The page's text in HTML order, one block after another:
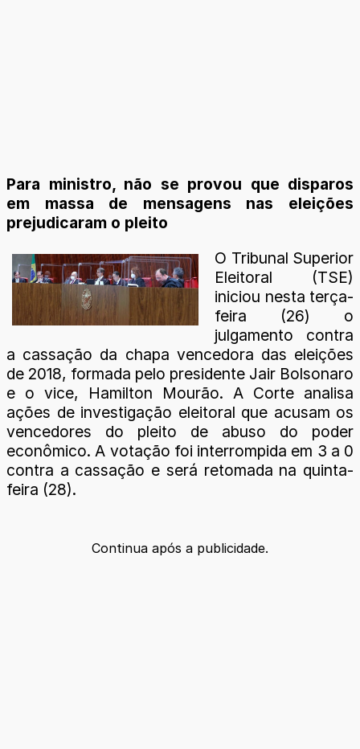
Para ministro, não se provou que disparos
em massa de mensagens nas eleições
prejudicaram o pleito
O Tribunal Superior
Eleitoral (TSE)
iniciou nesta terça-
feira (26) o
julgamento contra
a cassação da chapa vencedora das eleições
de 2018, formada pelo presidente Jair Bolsonaro
e o vice, Hamilton Mourão. A Corte analisa
ações de investigação eleitoral que acusam os
vencedores do pleito de abuso do poder
econômico. A votação foi interrompida em 3 a 0
contra a cassação e será retomada na quinta-
feira (28).
Continua após a publicidade.